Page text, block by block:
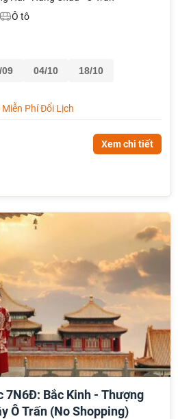
Ô tô
09 04/10 18/10
Phí Đổi Lịch
Xem chi tiết
7N6Đ: Bắc Kinh - Thượng
Ô Trấn (No Shopping)